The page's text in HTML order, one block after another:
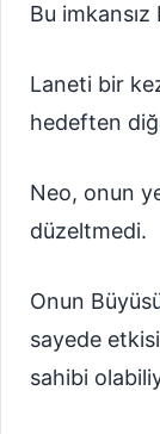
Bu
Laneti bir
hedeften
Neo, onun
düzeltmedi.
Onun
sayede
sahibi